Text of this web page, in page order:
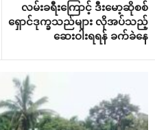
လမ်းခရီးကြောင့် ဒီးမော့ဆိုစစ်
ရှောင်ဒုက္ခသည်များ လိုအပ်သည့်
ဆေးဝါးရရန် ခက်ခဲနေ